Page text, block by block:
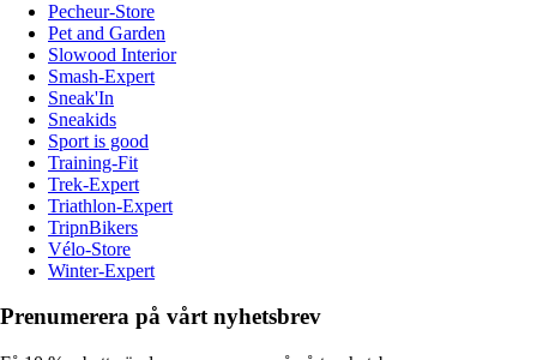
Pecheur-Store
Pet and Garden
Slowood Interior
Smash-Expert
Sneak'In
Sneakids
Sport is good
Training-Fit
Trek-Expert
Triathlon-Expert
TripnBikers
Vélo-Store
Winter-Expert
Prenumerera på vårt nyhetsbrev